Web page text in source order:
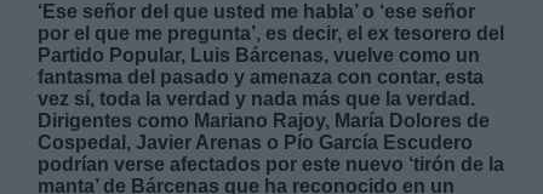
‘Ese señor del que usted me habla’ o ‘ese señor
por el que me pregunta’, es decir, el ex tesorero del
Partido Popular, Luis Bárcenas, vuelve como un
fantasma del pasado y amenaza con contar, esta
vez sí, toda la verdad y nada más que la verdad.
Dirigentes como Mariano Rajoy, María Dolores de
Cospedal, Javier Arenas o Pío García Escudero
podrían verse afectados por este nuevo ‘tirón de la
manta’ de Bárcenas que ha reconocido en un